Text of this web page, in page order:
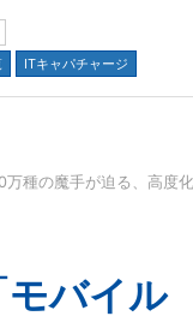
ITキャパチャージ
並び順：
バイル